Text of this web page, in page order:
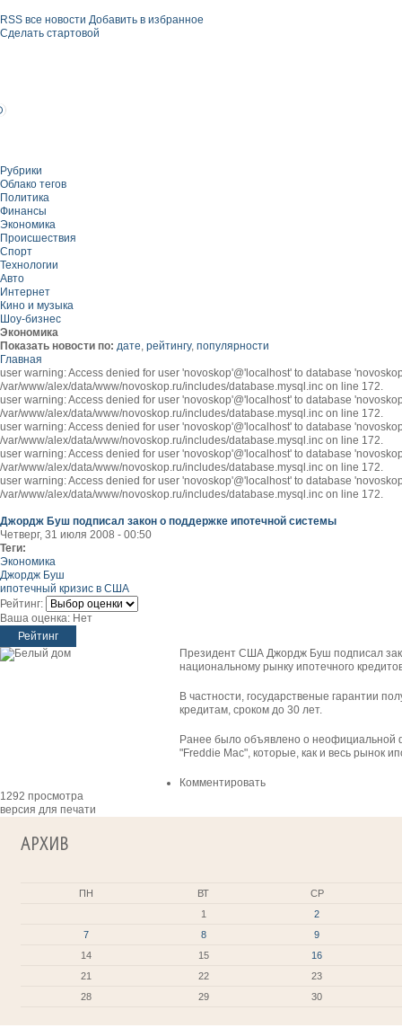
RSS все новости Добавить в избранное
Сделать стартовой
Рубрики
Облако тегов
Политика
Финансы
Экономика
Происшествия
Спорт
Технологии
Авто
Интернет
Кино и музыка
Шоу-бизнес
Экономика
Показать новости по: дате, рейтингу, популярности
Главная
user warning: Access denied for user 'novoskop'@'localhost' to database
/var/www/alex/data/www/novoskop.ru/includes/database.mysql.inc on line 172.
user warning: Access denied for user 'novoskop'@'localhost' to database
/var/www/alex/data/www/novoskop.ru/includes/database.mysql.inc on line 172.
user warning: Access denied for user 'novoskop'@'localhost' to database
/var/www/alex/data/www/novoskop.ru/includes/database.mysql.inc on line 172.
user warning: Access denied for user 'novoskop'@'localhost' to database
/var/www/alex/data/www/novoskop.ru/includes/database.mysql.inc on line 172.
user warning: Access denied for user 'novoskop'@'localhost' to database
/var/www/alex/data/www/novoskop.ru/includes/database.mysql.inc on line 172.
Джордж Буш подписал закон о поддержке ипотечной системы
Четверг, 31 июля 2008 - 00:50
Теги:
Экономика
Джордж Буш
ипотечный кризис в США
Рейтинг:
Ваша оценка: Нет
Президент США Джордж Буш подписал
национальному рынку ипотечного
В частности, государственые гарантии
кредитам, сроком до 30 лет.
Ранее было объявлено о неофициальной
"Freddie Mac", которые, как и весь рынок
Комментировать
1292 просмотра
версия для печати
АРХИВ
ПН ВТ
СР
1
2
7
8
9
14
15
16
21
22
23
28
29 30